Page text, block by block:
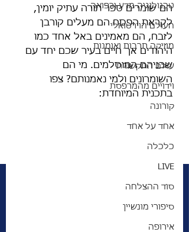
טכנולוגיה מדע ורפואה
העולם הוירטואלי
מוזיקה תרבות ואומנות
עולם התקשורת
וידויים מהמרפסת
קורונה
אחד על אחד
כלכלה
LIVE
סוד ההצלחה
סיפורי מונשיין
אירופה
הם שומרים ספר תורה עתיק יומין,
לקראת הפסח הם מעלים קורבן
לזבח, הם מאמינים באל אחד כמו
היהודים אך חיים בעיר שכם יחד עם
שכניהם המוסלמים. מי הם
השומרונים ולמי נאמנותם? צפו
בתכנית המיוחדת: